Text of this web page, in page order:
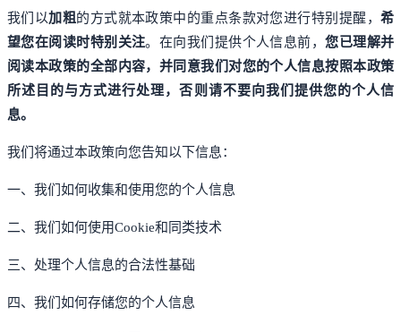
我们以加粗的方式就本政策中的重点条款对您进行特别提醒，希
望您在阅读时特别关注。在向我们提供个人信息前，您已理解并
阅读本政策的全部内容，并同意我们对您的个人信息按照本政策
所述目的与方式进行处理，否则请不要向我们提供您的个人信
息。
我们将通过本政策向您告知以下信息：
一、我们如何收集和使用您的个人信息
二、我们如何使用Cookie和同类技术
三、处理个人信息的合法性基础
四、我们如何存储您的个人信息